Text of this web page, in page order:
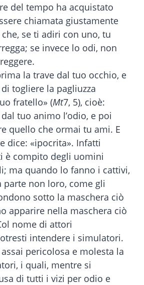
del tempo ha acquistato
chiamata giustamente
se ti adiri con uno, tu
se invece lo odi, non
la trave dal tuo occhio, e
togliere la pagliuzza
fratello» (Mt7, 5), cioè:
tuo animo l’odio, e poi
quello che ormai tu ami. E
dice: «ipocrita». Infatti
è compito degli uomini
ma quando lo fanno i cattivi,
parte non loro, come gli
sotto la maschera ciò
apparire nella maschera ciò
nome di attori
intendere i simulatori.
pericolosa e molesta la
i quali, mentre si
di tutti i vizi per odio e